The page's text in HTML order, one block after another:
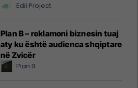
Edil Project
Plan B – reklamoni biznesin tuaj
aty ku është audienca shqiptare
në Zvicër
Plan B